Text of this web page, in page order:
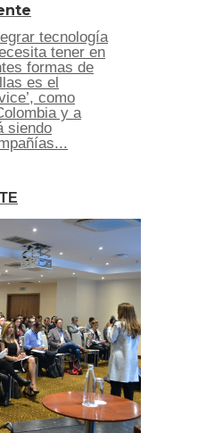
tecnología
tener en
formas de
es el
como
y a
siendo